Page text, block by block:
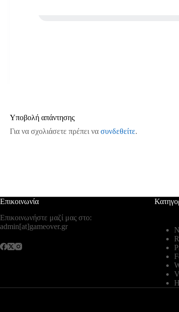
Υποβολή απάντησης
Για να σχολιάσετε πρέπει να συνδεθείτε.
Επικοινωνία
Επικοινωνήστε μαζί μας στο:
admin[at]gameover.gr